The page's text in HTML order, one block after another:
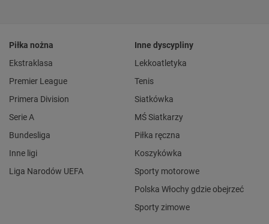
Piłka nożna
Ekstraklasa
Premier League
Primera Division
Serie A
Bundesliga
Inne ligi
Liga Narodów UEFA
Inne dyscypliny
Lekkoatletyka
Tenis
Siatkówka
MŚ Siatkarzy
Piłka ręczna
Koszykówka
Sporty motorowe
Polska Włochy gdzie obejrzeć
Sporty zimowe